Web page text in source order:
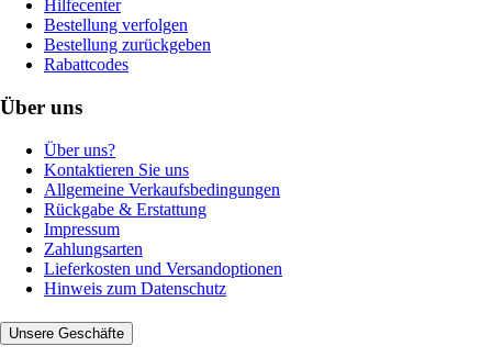
Hilfecenter
Bestellung verfolgen
Bestellung zurückgeben
Rabattcodes
Über uns
Über uns?
Kontaktieren Sie uns
Allgemeine Verkaufsbedingungen
Rückgabe & Erstattung
Impressum
Zahlungsarten
Lieferkosten und Versandoptionen
Hinweis zum Datenschutz
Unsere Geschäfte